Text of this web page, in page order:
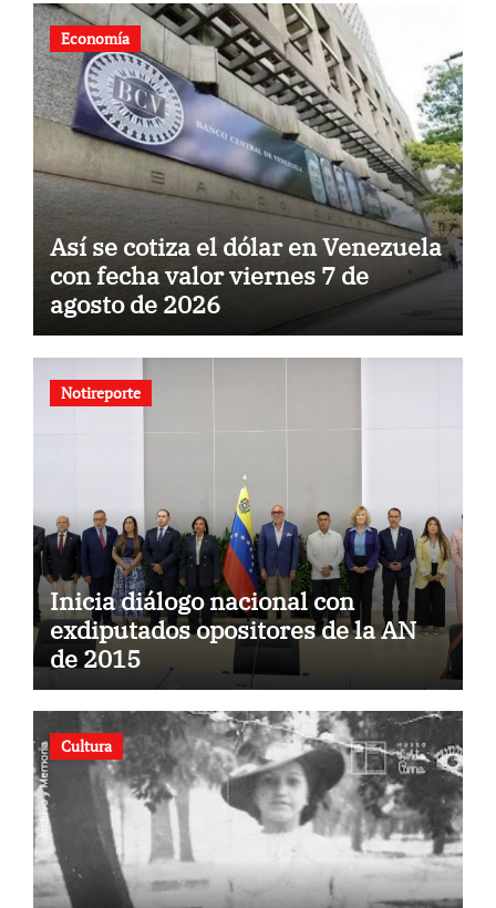
Economía
Así se cotiza el dólar en Venezuela
con fecha valor viernes 7 de
agosto de 2026
Notireporte
Inicia diálogo nacional con
exdiputados opositores de la AN
de 2015
Cultura